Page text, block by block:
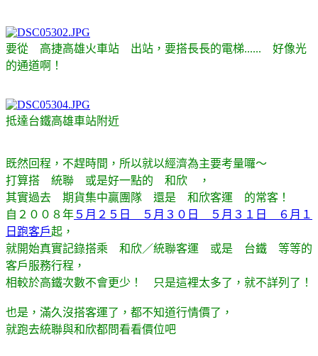
要從 高捷高雄火車站 出站，要搭長長的電梯...... 好像光
的通道啊！
抵達台鐵高雄車站附近
既然回程，不趕時間，所以就以經濟為主要考量囉～
打算搭 統聯 或是好一點的 和欣 ，
其實過去 期貨集中贏團隊 還是 和欣客運 的常客！
自２００８年５月２５日 ５月３０日 ５月３１日 ６月１
日跑客戶起，
就開始真實記錄搭乘 和欣／統聯客運 或是 台鐵 等等的
客戶服務行程，
相較於高鐵次數不會更少！ 只是這裡太多了，就不詳列了！
也是，滿久沒搭客運了，都不知道行情價了，
就跑去統聯與和欣都問看看價位吧